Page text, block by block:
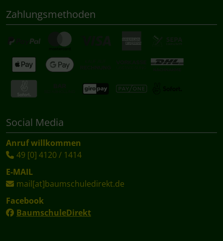
Zahlungsmethoden
Social Media
Anruf willkommen
49 [0] 4120 / 1414
E-MAIL
mail[at]baumschuledirekt.de
Facebook
BaumschuleDirekt